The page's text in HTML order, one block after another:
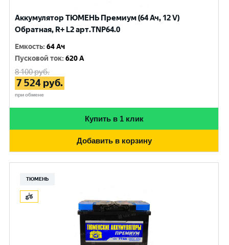
Аккумулятор ТЮМЕНЬ Премиум (64 Ач, 12 V)
Обратная, R+ L2 арт.TNP64.0
Емкость:64 Ач
Пусковой ток:620 A
8 100руб.
7 524 руб.
при обмене
Купить в 1 клик
Добавить в корзину
ТЮМЕНЬ